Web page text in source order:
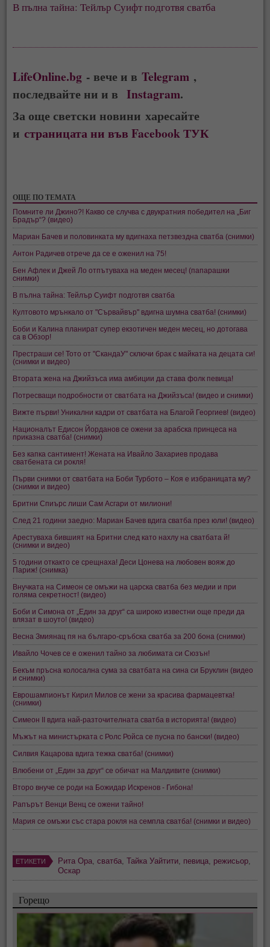
В пълна тайна: Тейлър Суифт подготвя сватба
LifeOnline.bg - вече и вTelegram ,
последвайте ни и вInstagram.
За още светски новини харесайте
истраницата ни във Facebook ТУК
ОЩЕ ПО ТЕМАТА
Помните ли Джино?! Какво се случва с двукратния победител на „Биг
Брадър“? (видео)
Мариан Бачев и половинката му вдигнаха петзвездна сватба (снимки)
Антон Радичев отрече да се е оженил на 75!
Бен Афлек и Джей Ло отпътуваха на меден месец! (папарашки
снимки)
В пълна тайна: Тейлър Суифт подготвя сватба
Култовото мрънкало от "Сървайвър" вдигна шумна сватба! (снимки)
Боби и Калина планират супер екзотичен меден месец, но дотогава
са в Обзор!
Престраши се! Тото от "СкандаУ" сключи брак с майката на децата си!
(снимки и видео)
Втората жена на Джийзъса има амбиции да става фолк певица!
Потресващи подробности от сватбата на Джийзъса! (видео и снимки)
Вижте първи! Уникални кадри от сватбата на Благой Георгиев! (видео)
Националът Едисон Йорданов се ожени за арабска принцеса на
приказна сватба! (снимки)
Без капка сантимент! Жената на Ивайло Захариев продава
сватбената си рокля!
Първи снимки от сватбата на Боби Турбото – Коя е избраницата му?
(снимки и видео)
Бритни Спиърс лиши Сам Асгари от милиони!
След 21 години заедно: Мариан Бачев вдига сватба през юли! (видео)
Арестуваха бившият на Бритни след като нахлу на сватбата й!
(снимки и видео)
5 години откакто се срещнаха! Деси Цонева на любовен вояж до
Париж! (снимка)
Внучката на Симеон се омъжи на царска сватба без медии и при
голяма секретност! (видео)
Боби и Симона от „Един за друг“ са широко известни още преди да
влязат в шоуто! (видео)
Весна Змиянац пя на българо-сръбска сватба за 200 бона (снимки)
Ивайло Чочев се е оженил тайно за любимата си Сюзън!
Бекъм пръсна колосална сума за сватбата на сина си Бруклин (видео
и снимки)
Еврошампионът Кирил Милов се жени за красива фармацевтка!
(снимки)
Симеон II вдига най-разточителната сватба в историята! (видео)
Мъжът на министърката с Ролс Ройса се пусна по бански! (видео)
Силвия Кацарова вдига тежка сватба! (снимки)
Влюбени от „Един за друг“ се обичат на Малдивите (снимки)
Второ внуче се роди на Божидар Искренов - Гибона!
Рапърът Венци Венц се ожени тайно!
Мария се омъжи със стара рокля на семпла сватба! (снимки и видео)
ЕТИКЕТИ Рита Ора,сватба,Тайка Уайтити, певица, режисьор,
Оскар
Горещо